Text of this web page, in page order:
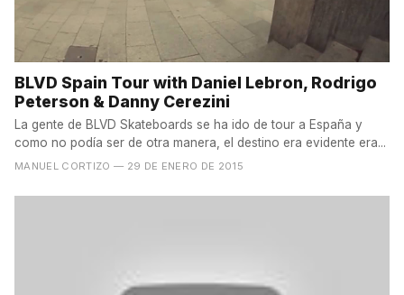
BLVD Spain Tour with Daniel Lebron, Rodrigo
Peterson & Danny Cerezini
La gente de BLVD Skateboards se ha ido de tour a España y
como no podía ser de otra manera, el destino era evidente era...
MANUEL CORTIZO — 29 DE ENERO DE 2015